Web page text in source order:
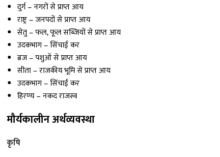
दुर्ग – नगरों से प्राप्त आय
राष्ट्र – जनपदों से प्राप्त आय
सेतु – फल, फूल सब्जियों से प्राप्त आय
उदकभाग – सिंचाई कर
ब्रज – पशुओं से प्राप्त आय
सीता – राजकीय भूमि से प्राप्त आय
उदकभाग – सिंचाई कर
हिरण्य – नकद राजस्व
मौर्यकालीन अर्थव्यवस्था
कृषि